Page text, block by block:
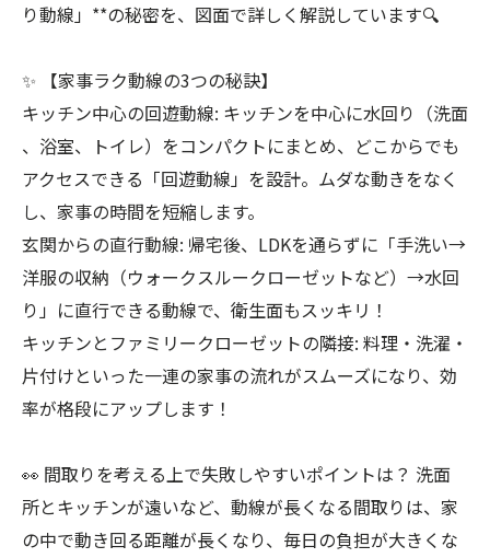
り動線」**の秘密を、図面で詳しく解説しています🔍
✨ 【家事ラク動線の3つの秘訣】
キッチン中心の回遊動線: キッチンを中心に水回り（洗面
、浴室、トイレ）をコンパクトにまとめ、どこからでも
アクセスできる「回遊動線」を設計。ムダな動きをなく
し、家事の時間を短縮します。
玄関からの直行動線: 帰宅後、LDKを通らずに「手洗い→
洋服の収納（ウォークスルークローゼットなど）→水回
り」に直行できる動線で、衛生面もスッキリ！
キッチンとファミリークローゼットの隣接: 料理・洗濯・
片付けといった一連の家事の流れがスムーズになり、効
率が格段にアップします！
👀 間取りを考える上で失敗しやすいポイントは？ 洗面
所とキッチンが遠いなど、動線が長くなる間取りは、家
の中で動き回る距離が長くなり、毎日の負担が大きくな